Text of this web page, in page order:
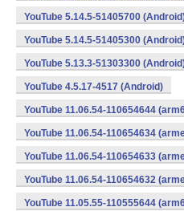
YouTube 5.14.5-51405700
YouTube 5.14.5-51405300
YouTube 5.13.3-51303300
YouTube 4.5.17-4517 (Android)
YouTube 11.06.54-110654644
YouTube 11.06.54-110654634
YouTube 11.06.54-110654633
YouTube 11.06.54-110654632
YouTube 11.05.55-110555644